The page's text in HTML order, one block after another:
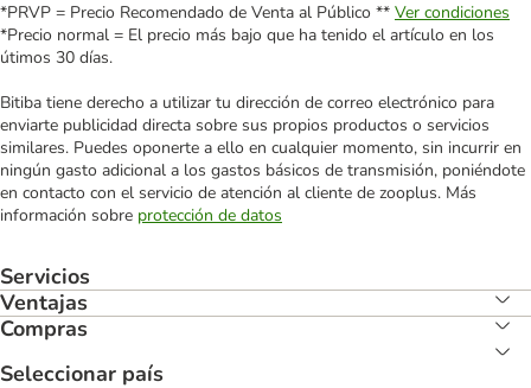
*PRVP = Precio Recomendado de Venta al Público ** Ver condiciones
*Precio normal = El precio más bajo que ha tenido el artículo en los
útimos 30 días.
Bitiba tiene derecho a utilizar tu dirección de correo electrónico para
enviarte publicidad directa sobre sus propios productos o servicios
similares. Puedes oponerte a ello en cualquier momento, sin incurrir en
ningún gasto adicional a los gastos básicos de transmisión, poniéndote
en contacto con el servicio de atención al cliente de zooplus. Más
información sobre protección de datos
Servicios
Ventajas
Compras
Seleccionar país